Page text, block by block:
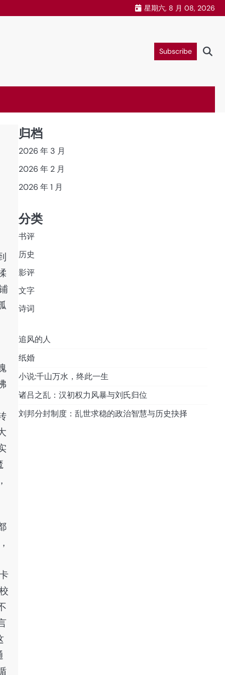
星期六, 8 月 08, 2026
Subscribe
归档
2026 年 3 月
2026 年 2 月
2026 年 1 月
分类
书评
历史
影评
文字
诗词
追风的人
纸婚
小说:千山万水，终此一生
诸吕之乱：汉初权力风暴与刘氏归位
刘邦分封制度：乱世求稳的政治智慧与历史抉择